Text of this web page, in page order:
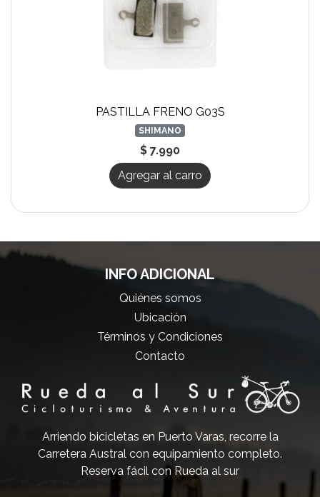
PASTILLA FRENO G03S
SHIMANO
$ 7.990
Agregar al carro
INFO ADICIONAL
Quiénes somos
Ubicación
Términos y Condiciones
Contacto
Arriendo bicicletas en Puerto Varas, recorre la
Carretera Austral con equipamiento completo.
Reserva fácil con Rueda al sur